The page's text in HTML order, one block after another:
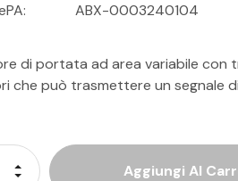
ABX-0003240104
di portata ad area variabile con
che può trasmettere un segnale
Aumenta La Quantità Di Undefined